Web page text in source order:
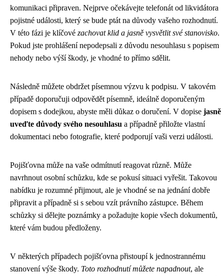
komunikaci připraven. Nejprve očekávejte telefonát od likvidátora
pojistné události, který se bude ptát na důvody vašeho rozhodnutí.
V této fázi je klíčové zachovat klid a jasně vysvětlit své stanovisko.
Pokud jste prohlášení nepodepsali z důvodu nesouhlasu s popisem
nehody nebo výší škody, je vhodné to přímo sdělit.
Následně můžete obdržet písemnou výzvu k podpisu. V takovém
případě doporučuji odpovědět písemně, ideálně doporučeným
dopisem s dodejkou, abyste měli důkaz o doručení. V dopise jasně
uveďte důvody svého nesouhlasu a případně přiložte vlastní
dokumentaci nebo fotografie, které podporují vaši verzi události.
Pojišťovna může na vaše odmítnutí reagovat různě. Může
navrhnout osobní schůzku, kde se pokusí situaci vyřešit. Takovou
nabídku je rozumné přijmout, ale je vhodné se na jednání dobře
připravit a případně si s sebou vzít právního zástupce. Během
schůzky si dělejte poznámky a požadujte kopie všech dokumentů,
které vám budou předloženy.
V některých případech pojišťovna přistoupí k jednostrannému
stanovení výše škody. Toto rozhodnutí můžete napadnout, ale